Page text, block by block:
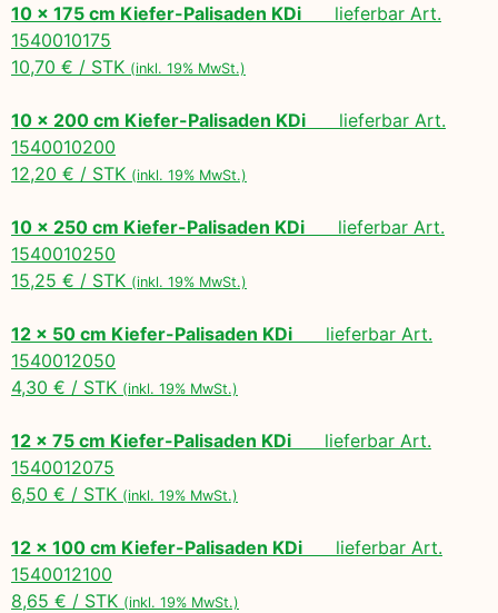
10 x 175 cm Kiefer-Palisaden KDi lieferbar Art.
1540010175
10,70 € / STK (inkl. 19% MwSt.)
10 x 200 cm Kiefer-Palisaden KDi lieferbar Art.
1540010200
12,20 € / STK (inkl. 19% MwSt.)
10 x 250 cm Kiefer-Palisaden KDi lieferbar Art.
1540010250
15,25 € / STK (inkl. 19% MwSt.)
12 x 50 cm Kiefer-Palisaden KDi lieferbar Art.
1540012050
4,30 € / STK (inkl. 19% MwSt.)
12 x 75 cm Kiefer-Palisaden KDi lieferbar Art.
1540012075
6,50 € / STK (inkl. 19% MwSt.)
12 x 100 cm Kiefer-Palisaden KDi lieferbar Art.
1540012100
8,65 € / STK (inkl. 19% MwSt.)